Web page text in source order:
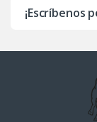
¡Escríbenos